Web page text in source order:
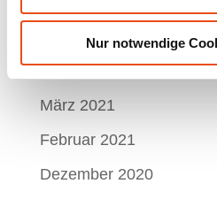
Nur notwendige
Juni 2021
Mai 2021
März 2021
Februar 2021
Dezember 2020